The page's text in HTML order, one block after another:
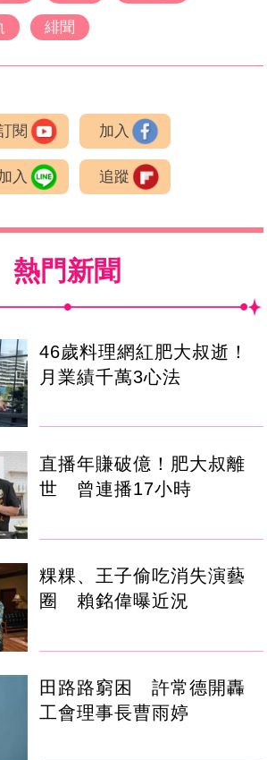
緋聞
閱 加入
入 追蹤
熱門新聞
46歲料理網紅肥大叔逝！
月業績千萬3心法
直播年賺破億！肥大叔離
世 曾連播17小時
粿粿、王子偷吃消失演藝
圈 賴銘偉曝近況
田路路窮困 許常德開轟
工會理事長曹雨婷